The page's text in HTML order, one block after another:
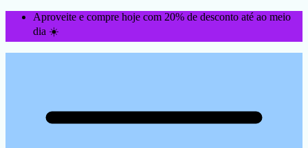
Aproveite e compre hoje com 20% de desconto até ao meio
dia ☀️